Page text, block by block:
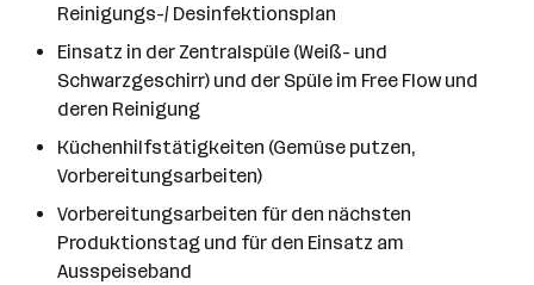
Reinigungs-/ Desinfektionsplan
Einsatz in der Zentralspüle (Weiß- und
Schwarzgeschirr) und der Spüle im Free Flow und
deren Reinigung
Küchenhilfstätigkeiten (Gemüse putzen,
Vorbereitungsarbeiten)
Vorbereitungsarbeiten für den nächsten
Produktionstag und für den Einsatz am
Ausspeiseband